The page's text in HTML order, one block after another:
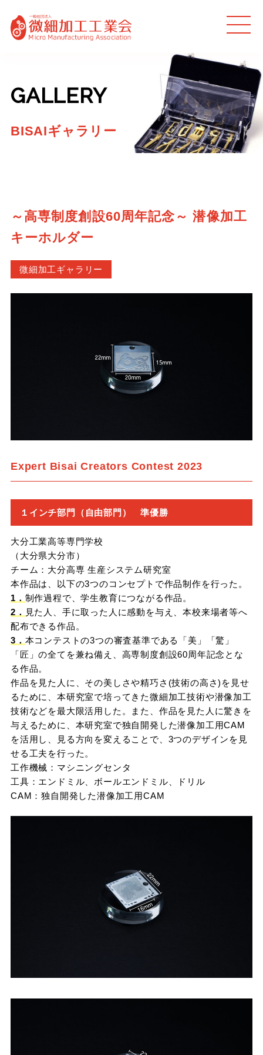
MEN
GALLERY
BISAIギャラリー
～高専制度創設60周年記念～ 潜像加工
キーホルダー
微細加工ギャラリー
Expert Bisai Creators Contest 2023
１インチ部門（自由部門） 準優勝
大分工業高等専門学校
（大分県大分市）
チーム：大分高専 生産システム研究室
本作品は、以下の3つのコンセプトで作品制作を行った。
1． 制作過程で、学生教育につながる作品。
2． 見た人、手に取った人に感動を与え、本校来場者等へ
配布できる作品。
3． 本コンテストの3つの審査基準である「美」「驚」
「匠」の全てを兼ね備え、高専制度創設60周年記念とな
る作品。
作品を見た人に、その美しさや精巧さ(技術の高さ)を見せ
るために、本研究室で培ってきた微細加工技術や潜像加工
技術などを最大限活用した。また、作品を見た人に驚きを
与えるために、本研究室で独自開発した潜像加工用CAM
を活用し、見る方向を変えることで、3つのデザインを見
せる工夫を行った。
工作機械：マシニングセンタ
工具：エンドミル、ボールエンドミル、ドリル
CAM：独自開発した潜像加工用CAM